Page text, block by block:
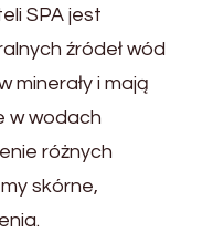
SPA jest
źródeł wód
minerały i mają
w wodach
różnych
skórne,